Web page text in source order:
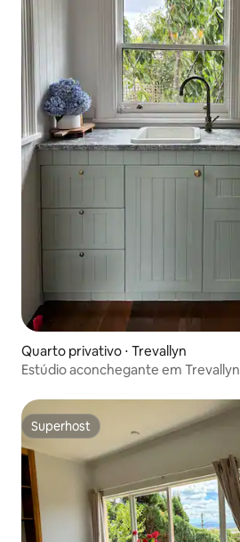
Quarto privativo ⋅ Trevallyn
Estúdio aconchegante em Trevallyn
Superhost
Superhost